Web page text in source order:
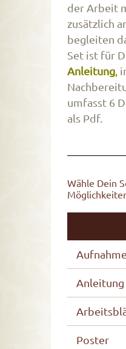
der Arbeit
zusätzlich
begleiten
Set ist für
Anleitung
umfasst 6
als Pdf.
Wähle Dein
Aufnahme
Anleitung
Poster